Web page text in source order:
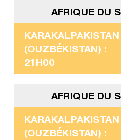
AFRIQUE DU
KARAKALPAKISTAN
(OUZBÉKISTAN) :
21H00
AFRIQUE DU
KARAKALPAKISTAN
(OUZBÉKISTAN) :